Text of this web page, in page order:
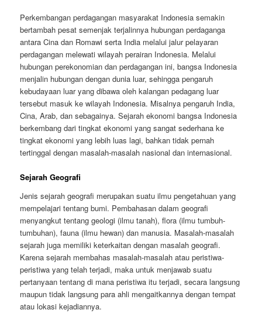
Perkembangan perdagangan masyarakat Indonesia semakin
bertambah pesat semenjak terjalinnya hubungan perdaganga
antara Cina dan Romawi serta India melalui jalur pelayaran
perdagangan melewati wilayah perairan Indonesia. Melalui
hubungan perekonomian dan perdagangan ini, bangsa Indonesia
menjalin hubungan dengan dunia luar, sehingga pengaruh
kebudayaan luar yang dibawa oleh kalangan pedagang luar
tersebut masuk ke wilayah Indonesia. Misalnya pengaruh India,
Cina, Arab, dan sebagainya. Sejarah ekonomi bangsa Indonesia
berkembang dari tingkat ekonomi yang sangat sederhana ke
tingkat ekonomi yang lebih luas lagi, bahkan tidak pernah
tertinggal dengan masalah-masalah nasional dan internasional.
Sejarah Geografi
Jenis sejarah geografi merupakan suatu ilmu pengetahuan yang
mempelajari tentang bumi. Pembahasan dalam geografi
menyangkut tentang geologi (ilmu tanah), flora (ilmu tumbuh-
tumbuhan), fauna (ilmu hewan) dan manusia. Masalah-masalah
sejarah juga memiliki keterkaitan dengan masalah geografi.
Karena sejarah membahas masalah-masalah atau peristiwa-
peristiwa yang telah terjadi, maka untuk menjawab suatu
pertanyaan tentang di mana peristiwa itu terjadi, secara langsung
maupun tidak langsung para ahli mengaitkannya dengan tempat
atau lokasi kejadiannya.